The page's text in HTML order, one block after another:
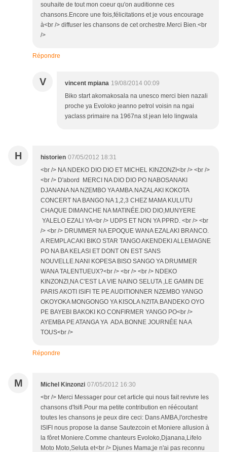
souhaite de tout mon coeur qu'on auditionne ces
chansons.Encore une fois,félicitations et je vous encourage
à<br /> diffuser les chansons de cet orchestre.Merci Bien.<br
/>
Répondre
V vincent mpiana 19/08/2014 00:09
Biko start akomakosala na unesco merci bien nazali
proche ya Evoloko jeanno petrol voisin na ngai
yaclass primaire na 1967na st jean lelo lingwala
H historien 07/05/2012 18:31
<br /> NA NDEKO DIO DIO ET MICHEL KINZONZI<br /> <br />
<br /> D'abord MERCI NA DIO DIO PO NABOSANAKI
DJANANA NA NZEMBO YA AMBA.NAZALAKI KOKOTA
CONCERT NA BANGO NA 1,2,3 CHEZ MAMA KULUTU
CHAQUE DIMANCHE NA MATINÉE.DIO DIO,MUNYERE
YALELO EZALI YA<br /> UDPS ET NON YA PPRD. <br /> <br
/> <br /> DRUMMER NA EPOQUE WANA EZALAKI BRANCO.
A REMPLACAKI BIKO STAR TANGO AKENDEKI ALLEMAGNE
PO NA BA KELASI ET DONT ON EST SANS
NOUVELLE.NANI KOPESA BISO SANGO YA DRUMMER
WANA TALENTUEUX?<br /> <br /> <br /> NDEKO
KINZONZI,NA C'EST LA VIE NAINO SELUTA ,LE GAMIN DE
PARIS AKOTI ISIFI TE PE AUDITIONNER NZEMBO YANGO
OKOYOKA MONGONGO YA KISOLA NZITA.BANDEKO OYO
PE BAYEBI BAKOKI KO CONFIRMER YANGO PO<br />
AYEMBA PE ATANGA YA ADA.BONNE JOURNÉE NA A
TOUS<br />
Répondre
M Michel Kinzonzi 07/05/2012 16:30
<br /> Merci Messager pour cet article qui nous fait revivre les
chansons d'Isifi.Pour ma petite contribution en réécoutant
toutes les chansons je peux dire ceci: Dans AMBA,l'orchestre
ISIFI nous propose la danse Sautezcoin et Moniere allusion à
la fôret Moniere.Comme chanteurs Evoloko,Djanana,Lifelo
Moto Moto,Seluta et<br /> Djunes Mama;je n'ai pas reconnu